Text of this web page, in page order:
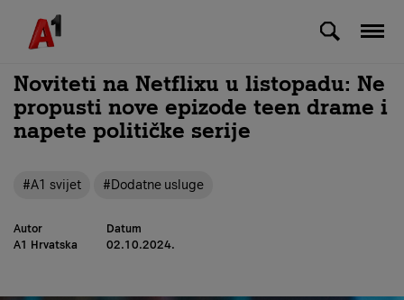
Skip to Main Content
Noviteti na Netflixu u listopadu: Ne
propusti nove epizode teen drame i
napete političke serije
#A1 svijet #Dodatne usluge
Autor
A1 Hrvatska
Datum
02.10.2024.